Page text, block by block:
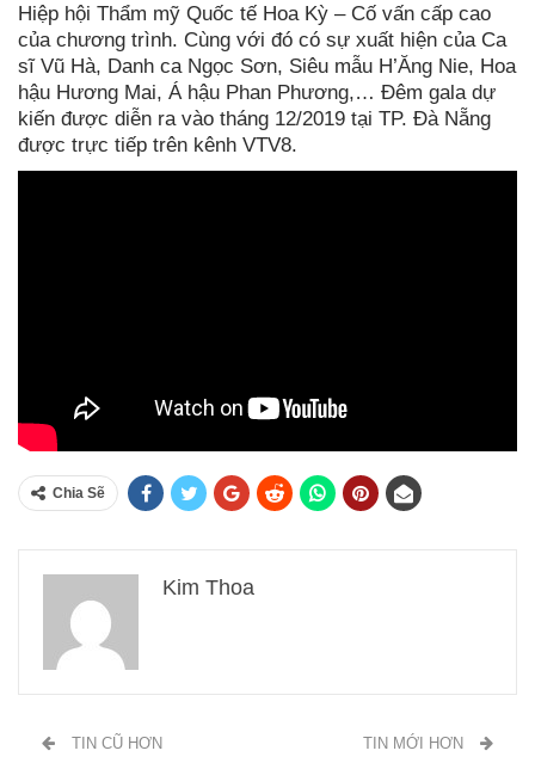
Hiệp hội Thẩm mỹ Quốc tế Hoa Kỳ – Cố vấn cấp cao
của chương trình. Cùng với đó có sự xuất hiện của Ca
sĩ Vũ Hà, Danh ca Ngọc Sơn, Siêu mẫu H’Ăng Nie, Hoa
hậu Hương Mai, Á hậu Phan Phương,… Đêm gala dự
kiến được diễn ra vào tháng 12/2019 tại TP. Đà Nẵng
được trực tiếp trên kênh VTV8.
Chia Sẽ
Kim Thoa
TIN CŨ HƠN TIN MỚI HƠN